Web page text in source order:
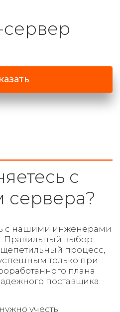
с
сервера?
с нашими инженерами
Правильный выбор
процесс,
только при
плана
поставщика.
учесть